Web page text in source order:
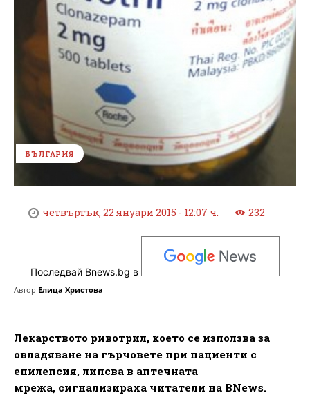
БЪЛГАРИЯ
четвъртък, 22 януари 2015 - 12:07 ч. 232
Последвай Bnews.bg в
Автор Елица Христова
Лекарството ривотрил, което се използва за
овладяване на гърчовете при пациенти с
епилепсия, липсва в аптечната
мрежа, сигнализираха читатели на BNews.